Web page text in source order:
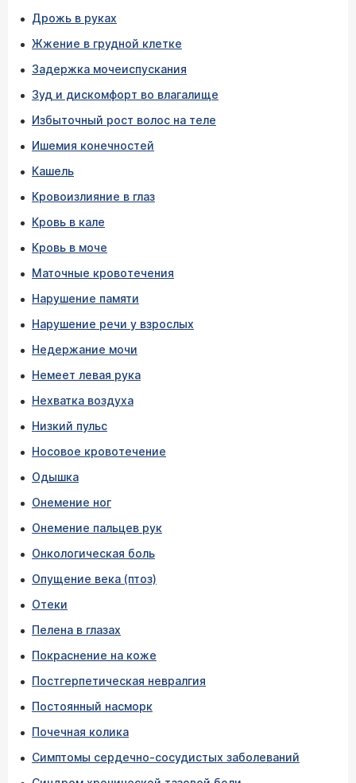
Дрожь в руках
Жжение в грудной клетке
Задержка мочеиспускания
Зуд и дискомфорт во влагалище
Избыточный рост волос на теле
Ишемия конечностей
Кашель
Кровоизлияние в глаз
Кровь в кале
Кровь в моче
Маточные кровотечения
Нарушение памяти
Нарушение речи у взрослых
Недержание мочи
Немеет левая рука
Нехватка воздуха
Низкий пульс
Носовое кровотечение
Одышка
Онемение ног
Онемение пальцев рук
Онкологическая боль
Опущение века (птоз)
Отеки
Пелена в глазах
Покраснение на коже
Постгерпетическая невралгия
Постоянный насморк
Почечная колика
Симптомы сердечно-сосудистых заболеваний